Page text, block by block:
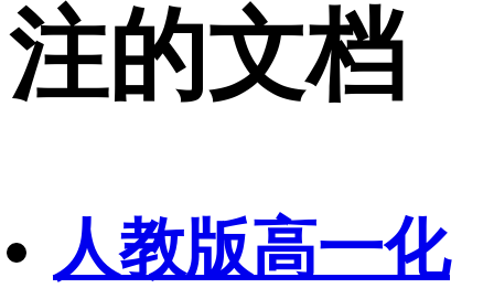
注的文档
人教版高一化